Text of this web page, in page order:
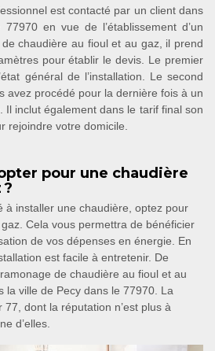
est contacté par un client dans
en vue de l’établissement d’un
chaudière au fioul et au gaz, il prend
pour établir le devis. Le premier
général de l’installation. Le second
avez procédé pour la dernière fois à un
Il inclut également dans le tarif final son
rejoindre votre domicile.
pour une chaudière
à installer une chaudière, optez pour
Cela vous permettra de bénéficier
de vos dépenses en énergie. En
est facile à entretenir. De
de chaudière au fioul et au
la ville de Pecy dans le 77970. La
dont la réputation n’est plus à
d’elles.